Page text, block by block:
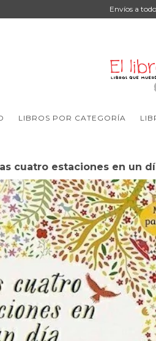
Envíos a
LIBROS POR CATEGORÍA
cuatro estaciones en un